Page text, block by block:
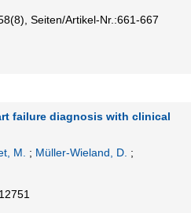
(8) Seiten/Artikel-Nr.:661-667
failure diagnosis with clinical
M. ; Müller-Wieland, D. ;